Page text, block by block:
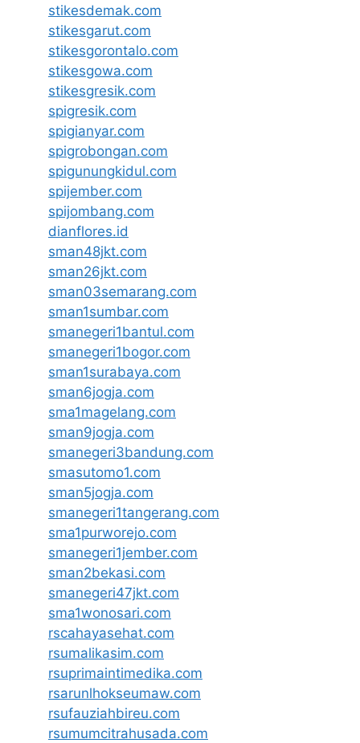
stikesdemak.com
stikesgarut.com
stikesgorontalo.com
stikesgowa.com
stikesgresik.com
spigresik.com
spigianyar.com
spigrobongan.com
spigunungkidul.com
spijember.com
spijombang.com
dianflores.id
sman48jkt.com
sman26jkt.com
sman03semarang.com
sman1sumbar.com
smanegeri1bantul.com
smanegeri1bogor.com
sman1surabaya.com
sman6jogja.com
sma1magelang.com
sman9jogja.com
smanegeri3bandung.com
smasutomo1.com
sman5jogja.com
smanegeri1tangerang.com
sma1purworejo.com
smanegeri1jember.com
sman2bekasi.com
smanegeri47jkt.com
sma1wonosari.com
rscahayasehat.com
rsumalikasim.com
rsuprimaintimedika.com
rsarunlhokseumaw.com
rsufauziahbireu.com
rsumumcitrahusada.com